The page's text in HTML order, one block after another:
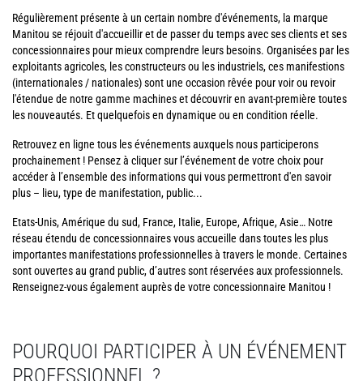
Régulièrement présente à un certain nombre d'événements, la marque
Manitou se réjouit d'accueillir et de passer du temps avec ses clients et ses
concessionnaires pour mieux comprendre leurs besoins. Organisées par les
exploitants agricoles, les constructeurs ou les industriels, ces manifestions
(internationales / nationales) sont une occasion rêvée pour voir ou revoir
l'étendue de notre gamme machines et découvrir en avant-première toutes
les nouveautés. Et quelquefois en dynamique ou en condition réelle.
Retrouvez en ligne tous les événements auxquels nous participerons
prochainement ! Pensez à cliquer sur l’événement de votre choix pour
accéder à l’ensemble des informations qui vous permettront d'en savoir
plus – lieu, type de manifestation, public...
Etats-Unis, Amérique du sud, France, Italie, Europe, Afrique, Asie… Notre
réseau étendu de concessionnaires vous accueille dans toutes les plus
importantes manifestations professionnelles à travers le monde. Certaines
sont ouvertes au grand public, d’autres sont réservées aux professionnels.
Renseignez-vous également auprès de votre concessionnaire Manitou !
POURQUOI PARTICIPER À UN ÉVÉNEMENT
PROFESSIONNEL ?